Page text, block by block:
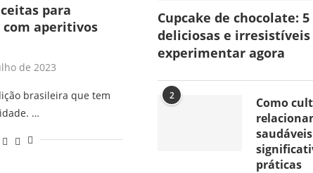
para
com aperitivos
de 2023
brasileira que tem
…
Cupcake de chocolate:
deliciosas e irresistíveis
experimentar agora
2
Como
práticas